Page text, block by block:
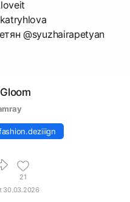
@syuzhairapetyan
21
30.03.2026